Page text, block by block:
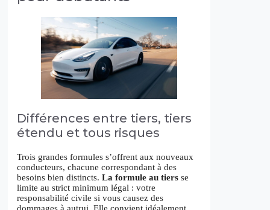
Différences entre tiers, tiers
étendu et tous risques
Trois grandes formules s’offrent aux nouveaux
conducteurs, chacune correspondant à des
besoins bien distincts. La formule au tiers se
limite au strict minimum légal : votre
responsabilité civile si vous causez des
dommages à autrui. Elle convient idéalement